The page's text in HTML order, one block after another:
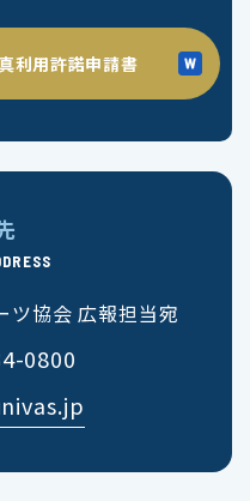
利用許諾申請書
ツ協会 広報担当宛
0800